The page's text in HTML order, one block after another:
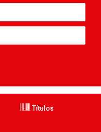
Títulos